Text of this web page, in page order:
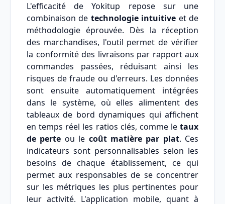
L'efficacité de Yokitup repose sur une
combinaison de technologie intuitive et de
méthodologie éprouvée. Dès la réception
des marchandises, l'outil permet de vérifier
la conformité des livraisons par rapport aux
commandes passées, réduisant ainsi les
risques de fraude ou d'erreurs. Les données
sont ensuite automatiquement intégrées
dans le système, où elles alimentent des
tableaux de bord dynamiques qui affichent
en temps réel les ratios clés, comme le taux
de perte ou le coût matière par plat. Ces
indicateurs sont personnalisables selon les
besoins de chaque établissement, ce qui
permet aux responsables de se concentrer
sur les métriques les plus pertinentes pour
leur activité. L'application mobile, quant à